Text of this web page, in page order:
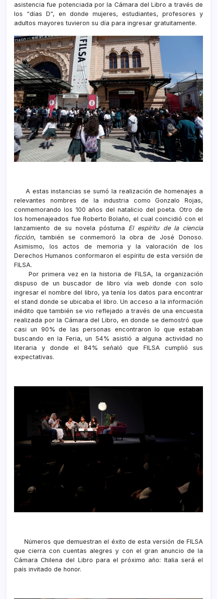
asistencia fue potenciada por la Cámara del Libro a través de
los “días D”, en donde mujeres, estudiantes, profesores y
adultos mayores tuvieron su día para ingresar gratuitamente.
A estas instancias se sumó la realización de homenajes a
relevantes nombres de la industria como Gonzalo Rojas,
conmemorando los 100 años del natalicio del poeta. Otro de
los homenajeados fue Roberto Bolaño, el cual coincidió con el
lanzamiento de su novela póstuma El espíritu de la ciencia
ficción, también se conmemoró la obra de José Donoso.
Asimismo, los actos de memoria y la valoración de los
Derechos Humanos conformaron el espíritu de esta versión de
FILSA.
Por primera vez en la historia de FILSA, la organización
dispuso de un buscador de libro vía web donde con solo
ingresar el nombre del libro, ya tenía los datos para encontrar
el stand donde se ubicaba el libro. Un acceso a la información
inédito que también se vio reflejado a través de una encuesta
realizada por la Cámara del Libro, en donde se demostró que
casi un 90% de las personas encontraron lo que estaban
buscando en la Feria, un 54% asistió a alguna actividad no
literaria y donde el 84% señaló que FILSA cumplió sus
expectativas.
Números que demuestran el éxito de esta versión de FILSA
que cierra con cuentas alegres y con el gran anuncio de la
Cámara Chilena del Libro para el próximo año: Italia será el
país invitado de honor.